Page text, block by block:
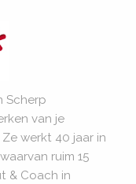
Scherp
van je
werkt 40 jaar in
ruim 15
& Coach in